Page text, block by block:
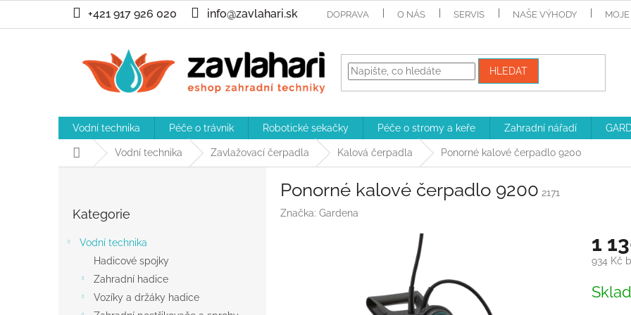
obsah
+421 917 926 020 info@zavlahari.sk DOPRAVA O NÁS SERVIS NAŠE VÝHODY MOJE
HLEDAT
Vodní technika Péče o trávnik Robotické sekačky Péče o stromy a keře Zahradní nářadí
Domů Vodní technika Zavlažovací čerpadla Kalová čerpadla Ponorné kalové čerpadlo 9200
kategorie
Kategorie
Vodní technika
Hadicové spojky
Zahradní hadice
Vozíky a držáky hadice
Ponorné kalové čerpadlo 9200 2171
Značka: Gardena
1
934 Kč
cena: